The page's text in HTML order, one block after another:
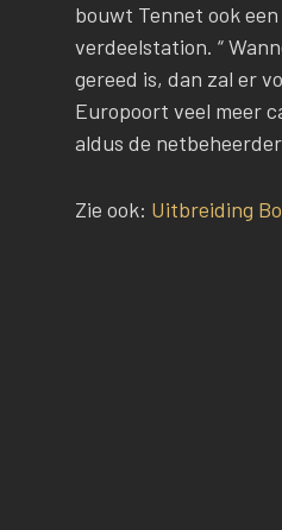
bouwt Tennet ook
verdeelstation. “
gereed is, dan zal er
Europoort veel meer
aldus de
Zie ook: Uitbreiding